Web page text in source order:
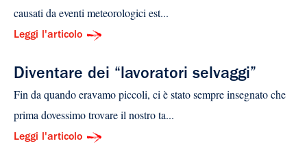
causati da eventi meteorologici est...
Leggi l'articolo
Diventare dei “lavoratori selvaggi”
Fin da quando eravamo piccoli, ci è stato sempre insegnato che
prima dovessimo trovare il nostro ta...
Leggi l'articolo